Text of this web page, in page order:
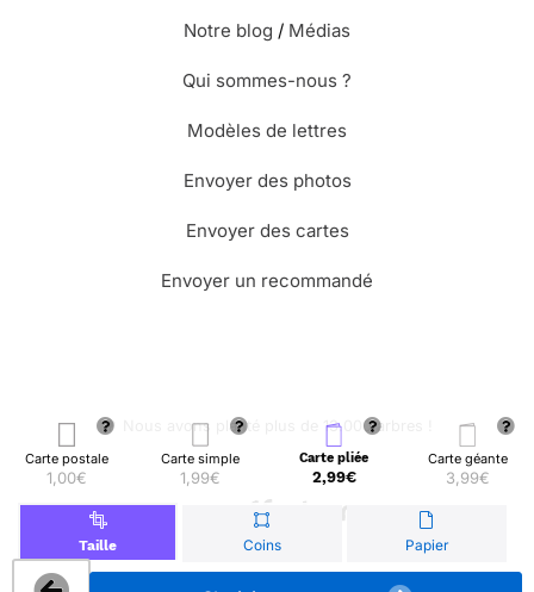
Carte postale
1,00€
Carte simple
1,99€
Carte pliée
2,99€
Carte géante
3,99€
Taille Coins Papier
Notre blog / Médias
Qui sommes-nous ?
Modèles de lettres
Envoyer des photos
Envoyer des cartes
Envoyer un recommandé
🌳 Nous avons planté plus de 13.000 arbres !
© Merci Facteur